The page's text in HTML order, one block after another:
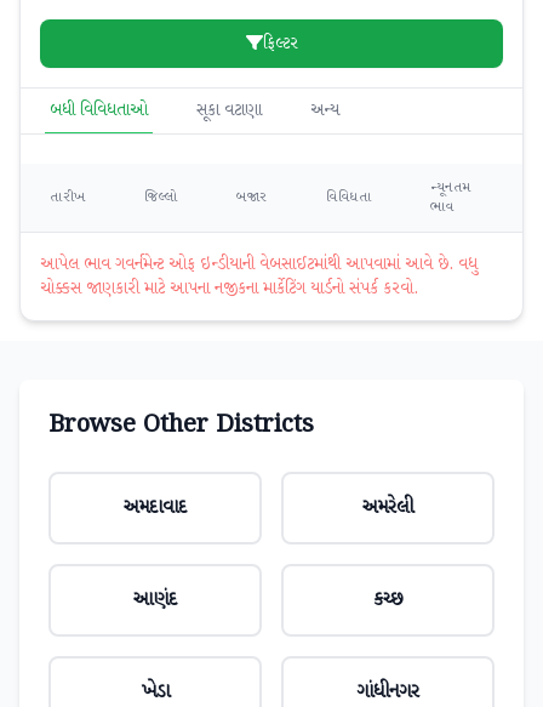
ફિલ્ટર
બધી વિવિધતાઓ સૂકા વટાણા અન્ય
તારીખ જિલ્લો બજાર વિવિધતા
ન્યૂનતમ
ભાવ
આપેલ ભાવ ગવર્નમેન્ટ ઓફ ઇન્ડીયાની વેબસાઈટમાંથી આપવામાં આવે છે. વધુ
ચોક્કસ જાણકારી માટે આપના નજીકના માર્કેટિંગ યાર્ડનો સંપર્ક કરવો.
Browse Other Districts
અમદાવાદ અમરેલી
આણંદ કચ્છ
ખેડા ગાંધીનગર